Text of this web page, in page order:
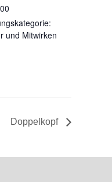
und Mitwirken
Doppelkopf